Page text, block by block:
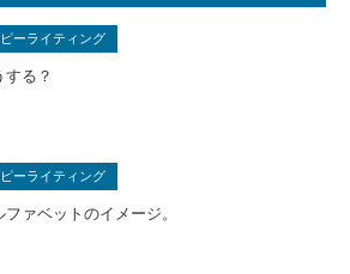
ピーライティング
する？
ピーライティング
ファベットのイメージ。